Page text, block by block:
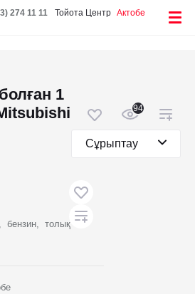
274 11 11 Тойота Центр Актобе
1
94
Сұрыптау
бензин, толық